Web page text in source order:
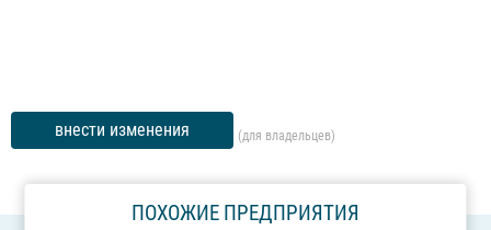
внести изменения (для владельцев)
ПОХОЖИЕ ПРЕДПРИЯТИЯ